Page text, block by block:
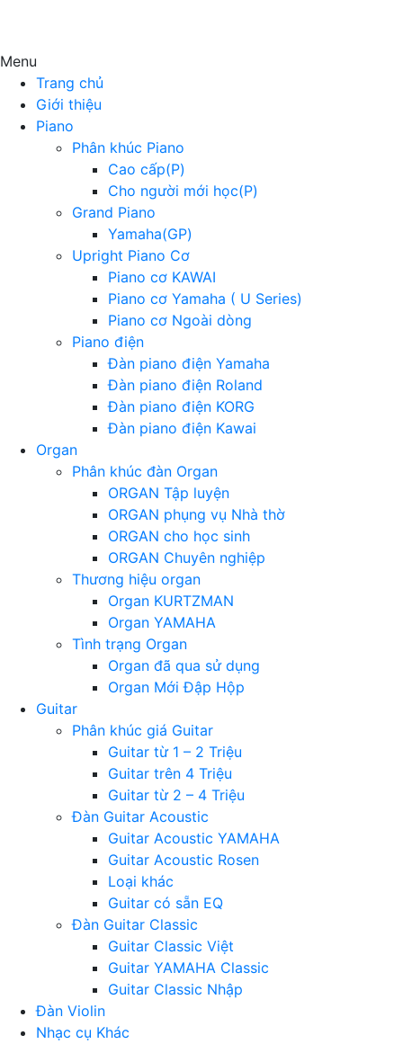
Menu
Trang chủ
Giới thiệu
Piano
Phân khúc Piano
Cao cấp(P)
Cho người mới học(P)
Grand Piano
Yamaha(GP)
Upright Piano Cơ
Piano cơ KAWAI
Piano cơ Yamaha ( U Series)
Piano cơ Ngoài dòng
Piano điện
Đàn piano điện Yamaha
Đàn piano điện Roland
Đàn piano điện KORG
Đàn piano điện Kawai
Organ
Phân khúc đàn Organ
ORGAN Tập luyện
ORGAN phụng vụ Nhà thờ
ORGAN cho học sinh
ORGAN Chuyên nghiệp
Thương hiệu organ
Organ KURTZMAN
Organ YAMAHA
Tình trạng Organ
Organ đã qua sử dụng
Organ Mới Đập Hộp
Guitar
Phân khúc giá Guitar
Guitar từ 1 – 2 Triệu
Guitar trên 4 Triệu
Guitar từ 2 – 4 Triệu
Đàn Guitar Acoustic
Guitar Acoustic YAMAHA
Guitar Acoustic Rosen
Loại khác
Guitar có sẵn EQ
Đàn Guitar Classic
Guitar Classic Việt
Guitar YAMAHA Classic
Guitar Classic Nhập
Đàn Violin
Nhạc cụ Khác